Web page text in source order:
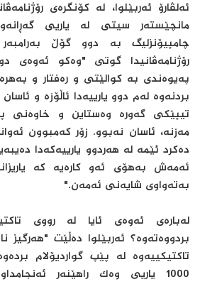
ئەلڤارۆ ئەربێلوا، لە کۆنگرەی
مانچێستەر سیتی لە یاریی
چامپیۆنزلیگ بە دوو گۆڵ
رۆژنامەڤانیدا گوتی "وەکو ئەوەی
پەیوەندی بە کوالێتی و رەفتار و
بردنەوە لەم دوو یارییەدا ئاڵۆزە و
تیپێکی گەورە وەستاین و خاوەنی
مەزنە، ئاسان نەبوو. زۆر کەمبوون
دەکرد ئێمە لە هەردوو یارییەکەدا
ئەمەش بەهۆی ئەو کارەیە کە
بەتەواوی شایەنی ئەمەن."
لەبارەی ئەوەی ئایا لە رووی
بردووەتەوە؟ ئەربێلوا دەڵێت "هەرگیز
تاکتیکییەوە لە پێپ گواردیۆلام
1000 یاریی وەک راهێنەر